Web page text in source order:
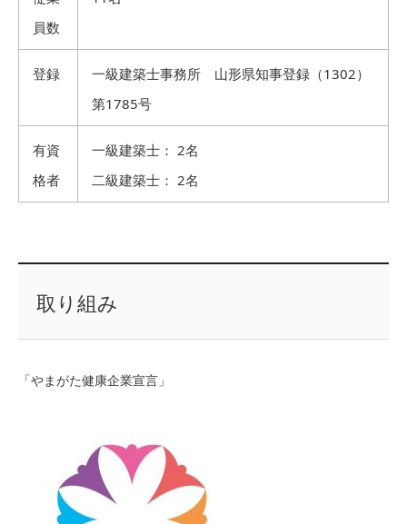
員数
登録
一級建築士事務所 山形県知事登録（1302）
第1785号
有資
格者
一級建築士： 2名
二級建築士： 2名
取り組み
「やまがた健康企業宣言」